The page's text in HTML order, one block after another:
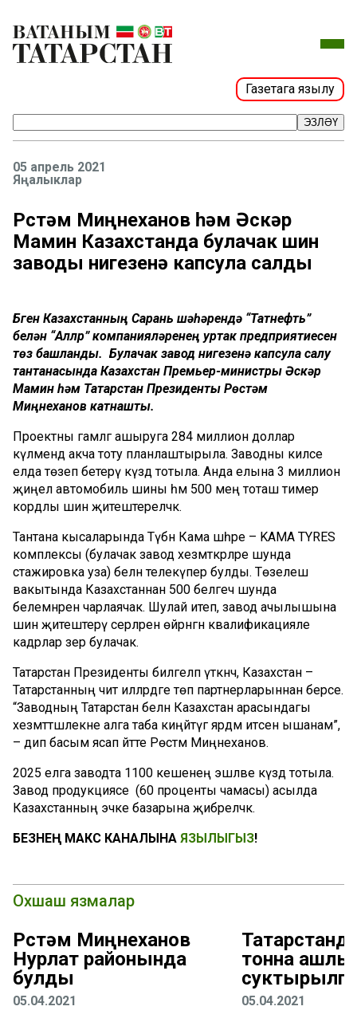
Газетага язылу
ЭЗЛӘҮ
05 апрель 2021
Яңалыклар
Рөстәм Миңнеханов һәм Әскәр
Мамин Казахстанда булачак шин
заводы нигезенә капсула салды
Бүген Казахстанның Сарань шәһәрендә “Татнефть”
белән “Аллүр” компанияләренең уртак предприятиесен
төзү башланды. Булачак завод нигезенә капсула салу
тантанасында Казахстан Премьер-министры Әскәр
Мамин һәм Татарстан Президенты Рөстәм
Миңнеханов катнашты.
Проектны гамәлгә ашыруга 284 миллион доллар
күләмендә акча тоту планлаштырыла. Заводны киләсе
елда төзеп бетерү күздә тотыла. Анда елына 3 миллион
җиңел автомобиль шины һәм 500 мең тоташ тимер
кордлы шин җитештереләчәк.
Тантана кысаларында Түбән Кама шәһәре – KAMA TYRES
комплексы (булачак завод хезмәткәрләре шунда
стажировка уза) белән телекүпер булды. Төзелеш
вакытында Казахстаннан 500 белгеч шунда
белемнәрен чарлаячак. Шулай итеп, завод ачылышына
шин җитештерү серләренә өйрәнгән квалификацияле
кадрлар әзер булачак.
Татарстан Президенты билгеләп үткәнчә, Казахстан –
Татарстанның чит илләрдәге төп партнерларыннан берсе.
“Заводның Татарстан белән Казахстан арасындагы
хезмәттәшлекне алга таба киңәйтүгә ярдәм итәсенә ышанам”,
– дип басым ясап әйтте Рөстәм Миңнеханов.
2025 елга заводта 1100 кешенең эшләве күздә тотыла.
Завод продукциясе (60 проценты чамасы) асылда
Казахстанның эчке базарына җибәреләчәк.
БЕЗНЕҢ МАКС КАНАЛЫНА ЯЗЫЛЫГЫЗ!
Охшаш язмалар
Рөстәм Миңнеханов
Нурлат районында
булды
05.04.2021
тонна
05.04.2021